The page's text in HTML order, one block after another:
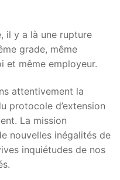
il y a là une rupture
grade, même
et même employeur.
attentivement la
protocole d’extension
La mission
nouvelles inégalités de
inquiétudes de nos